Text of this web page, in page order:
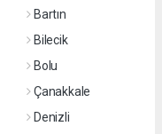
Bartın
Bilecik
Bolu
Çanakkale
Denizli